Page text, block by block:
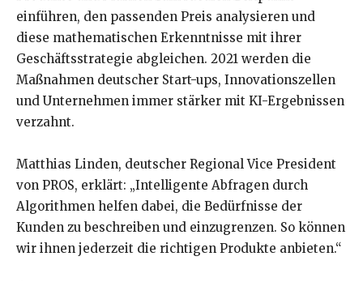
einführen, den passenden Preis analysieren und
diese mathematischen Erkenntnisse mit ihrer
Geschäftsstrategie abgleichen. 2021 werden die
Maßnahmen deutscher Start-ups, Innovationszellen
und Unternehmen immer stärker mit KI-Ergebnissen
verzahnt.
Matthias Linden, deutscher Regional Vice President
von PROS, erklärt: „Intelligente Abfragen durch
Algorithmen helfen dabei, die Bedürfnisse der
Kunden zu beschreiben und einzugrenzen. So können
wir ihnen jederzeit die richtigen Produkte anbieten.“